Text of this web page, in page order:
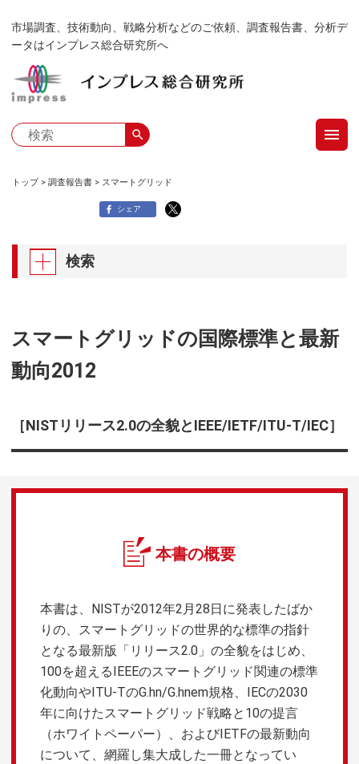
ン
ン
市場調査、技術動向、戦略分析などのご依頼、調査報告書、分析デ
ータはインプレス総合研究所へ
search menu
トップ 調査報告書 スマートグリッド
シェア
検索
スマートグリッドの国際標準と最新
動向2012
［NISTリリース2.0の全貌とIEEE/IETF/ITU-T/IEC］
本書の概要
本書は、NISTが2012年2月28日に発表したばか
りの、スマートグリッドの世界的な標準の指針
となる最新版「リリース2.0」の全貌をはじめ、
100を超えるIEEEのスマートグリッド関連の標準
化動向やITU-TのG.hn/G.hnem規格、IECの2030
年に向けたスマートグリッド戦略と10の提言
（ホワイトペーパー）、およびIETFの最新動向
について、網羅し集大成した一冊となってい